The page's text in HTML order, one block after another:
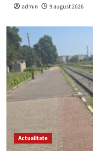
admin 9 august 2026
Actualitate